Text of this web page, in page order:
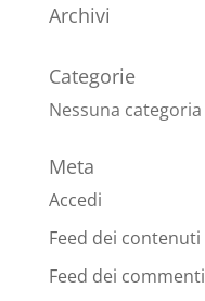
Archivi
Categorie
Nessuna categoria
Meta
Accedi
Feed dei contenuti
Feed dei commenti